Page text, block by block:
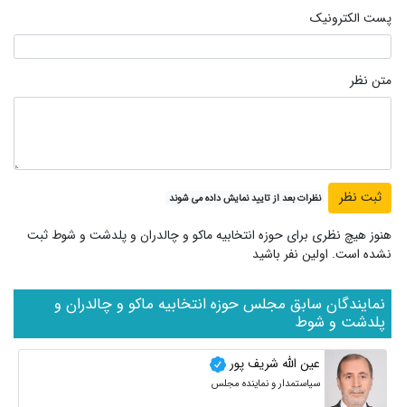
پست الکترونیک
متن نظر
نظرات بعد از تایید نمایش داده می شوند
هنوز هیچ نظری برای حوزه انتخابیه ماکو و چالدران و پلدشت و شوط ثبت
نشده است. اولین نفر باشید
نمایندگان سابق مجلس حوزه انتخابیه ماکو و چالدران و
پلدشت و شوط
عین الله شریف پور
سیاستمدار و نماینده مجلس